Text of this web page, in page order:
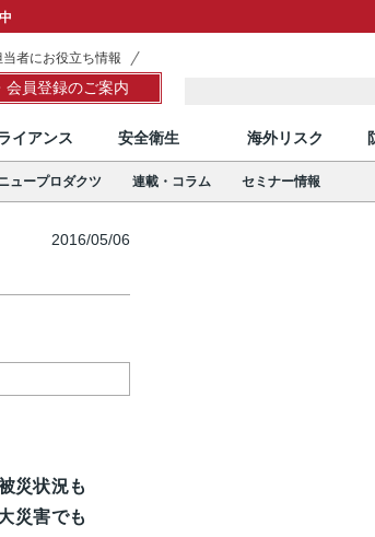
者にお役立ち情報
会員登録のご案内
イアンス 安全衛生 海外リスク
ュープロダクツ 連載・コラム セミナー情報
2016/05/06
災状況も
災害でも